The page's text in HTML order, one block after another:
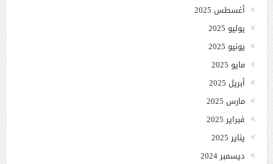
أغسطس 2025
يوليو 2025
يونيو 2025
مايو 2025
أبريل 2025
مارس 2025
فبراير 2025
يناير 2025
ديسمبر 2024